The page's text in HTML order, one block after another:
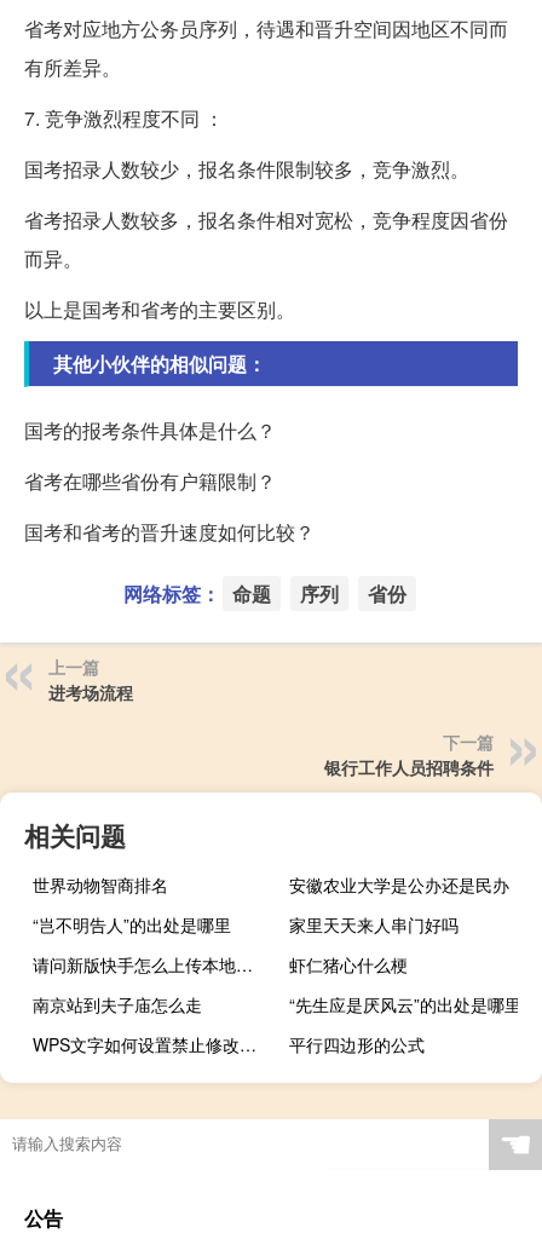
省考对应地方公务员序列，待遇和晋升空间因地区不同而
有所差异。
7. 竞争激烈程度不同 ：
国考招录人数较少，报名条件限制较多，竞争激烈。
省考招录人数较多，报名条件相对宽松，竞争程度因省份
而异。
以上是国考和省考的主要区别。
其他小伙伴的相似问题：
国考的报考条件具体是什么？
省考在哪些省份有户籍限制？
国考和省考的晋升速度如何比较？
网络标签： 命题 序列 省份
上一篇
进考场流程
下一篇
银行工作人员招聘条件
相关问题
世界动物智商排名
安徽农业大学是公办还是民办
“岂不明告人”的出处是哪里
家里天天来人串门好吗
请问新版快手怎么上传本地视频
虾仁猪心什么梗
南京站到夫子庙怎么走
“先生应是厌风云”的出处是哪里
WPS文字如何设置禁止修改文档
平行四边形的公式
☚
公告